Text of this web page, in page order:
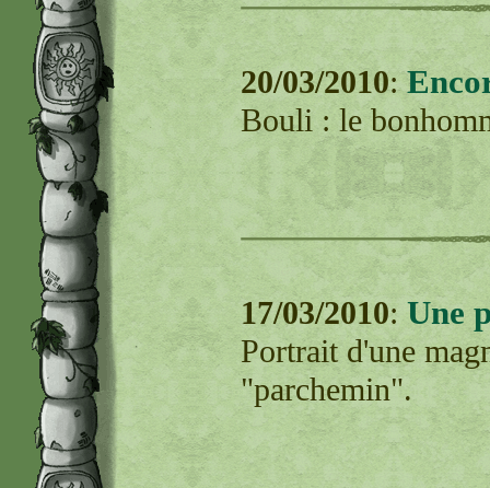
20/03/2010:
Bouli : le
17/03/2010: Une
Portrait d'une
"parchemin".